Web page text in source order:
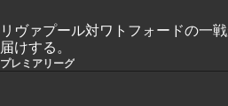
リヴァプール対ワトフォードの一
届けする。
プレミアリーグ